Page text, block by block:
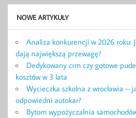
NOWE ARTYKUŁY
Analiza konkurencji w 2026 roku:
dają największą przewagę?
Dedykowany crm czy gotowe
kosztów w 3 lata
Wycieczka szkolna z wrocławia –
odpowiedni autokar?
Bytom wypożyczalnia